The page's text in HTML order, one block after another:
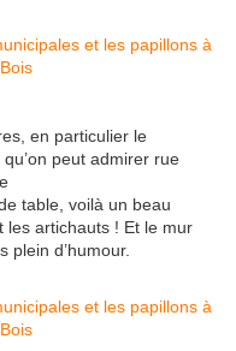
en particulier le
peut admirer rue
table, voilà un beau
les artichauts ! Et le mur
plein d’humour.